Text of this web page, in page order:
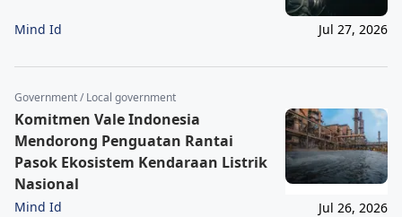
Mind Id Jul 27, 2026
Government / Local government
Komitmen Vale Indonesia
Mendorong Penguatan Rantai
Pasok Ekosistem Kendaraan Listrik
Nasional
Mind Id Jul 26, 2026